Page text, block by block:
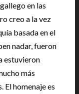
en las
creo a la vez
basada en el
nadar, fueron
estuvieron
más
El homenaje es